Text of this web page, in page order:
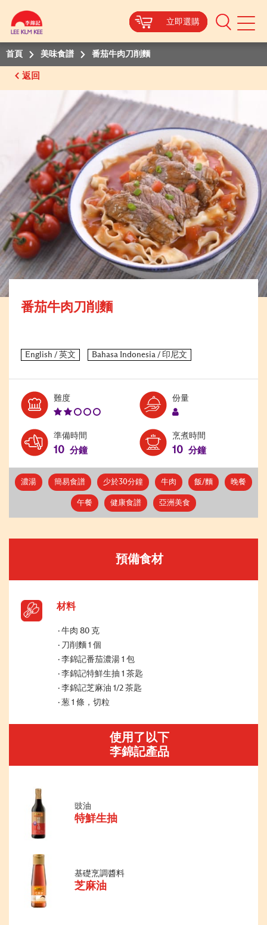
立即選購
Mobile
立即選購
立即選購
立即選購
首頁 美味食譜 番茄牛肉刀削麵
返回
番茄牛肉刀削麵
難度Level:
份量Serves:
準備時間
10 分鐘
烹煮時間
10 分鐘
濃湯 簡易食譜 少於30分鐘 牛肉 飯/麵 晚餐
午餐 健康食譜 亞洲美食
預備食材
材料
牛肉 80 克
刀削麵 1 個
李錦記番茄濃湯 1 包
李錦記特鮮生抽 1 茶匙
李錦記芝麻油 1/2 茶匙
葱 1 條，切粒
使用了以下
李錦記產品
豉油
特鮮生抽
基礎烹調醬料
芝麻油